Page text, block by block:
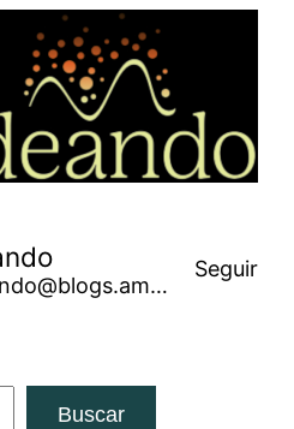
@ribadeando@blogs.amarinha.gal
Seguir
Buscar